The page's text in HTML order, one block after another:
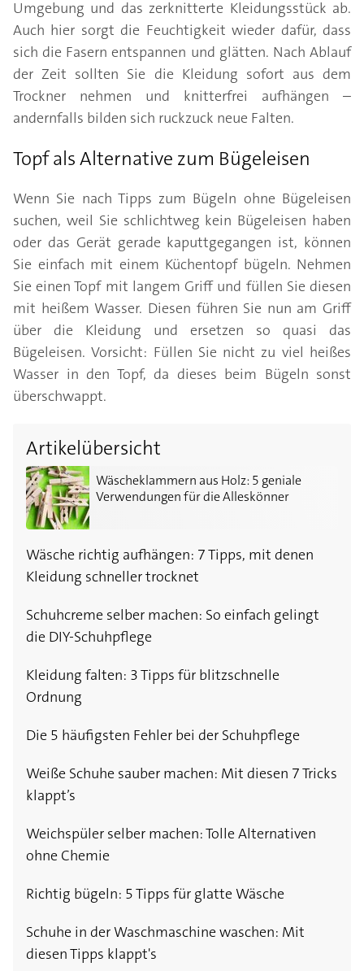
Umgebung und das zerknitterte Kleidungsstück ab.
Auch hier sorgt die Feuchtigkeit wieder dafür, dass
sich die Fasern entspannen und glätten. Nach Ablauf
der Zeit sollten Sie die Kleidung sofort aus dem
Trockner nehmen und knitterfrei aufhängen –
andernfalls bilden sich ruckzuck neue Falten.
Topf als Alternative zum Bügeleisen
Wenn Sie nach Tipps zum Bügeln ohne Bügeleisen
suchen, weil Sie schlichtweg kein Bügeleisen haben
oder das Gerät gerade kaputtgegangen ist, können
Sie einfach mit einem Küchentopf bügeln. Nehmen
Sie einen Topf mit langem Griff und füllen Sie diesen
mit heißem Wasser. Diesen führen Sie nun am Griff
über die Kleidung und ersetzen so quasi das
Bügeleisen. Vorsicht: Füllen Sie nicht zu viel heißes
Wasser in den Topf, da dieses beim Bügeln sonst
überschwappt.
Artikelübersicht
Wäscheklammern aus Holz: 5 geniale
Verwendungen für die Alleskönner
Wäscheklammern aus Holz: 5 geniale
Wäsche richtig aufhängen: 7 Tipps, mit denen
Kleidung schneller trocknet
Schuhcreme selber machen: So einfach gelingt
die DIY-Schuhpflege
Kleidung falten: 3 Tipps für blitzschnelle
Ordnung
Die 5 häufigsten Fehler bei der Schuhpflege
Weiße Schuhe sauber machen: Mit diesen 7 Tricks
klappt’s
Weichspüler selber machen: Tolle Alternativen
ohne Chemie
Richtig bügeln: 5 Tipps für glatte Wäsche
Schuhe in der Waschmaschine waschen: Mit
diesen Tipps klappt's